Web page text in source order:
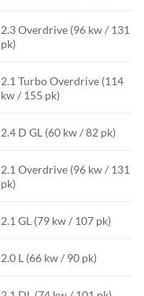
2.3 Overdrive (96 kw / 131
pk)
2.1 Turbo Overdrive (114
kw / 155 pk)
2.4 D GL (60 kw / 82 pk)
2.1 Overdrive (96 kw / 131
pk)
2.1 GL (79 kw / 107 pk)
2.0 L (66 kw / 90 pk)